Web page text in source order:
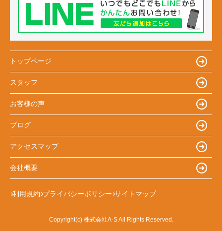
トップページ
スタッフ
お客様の声
ブログ
アクセスマップ
会社概要
利用規約 プライバシーポリシー サイトマップ
Copyright(c) 株式会社A-S All Rights Reserved.